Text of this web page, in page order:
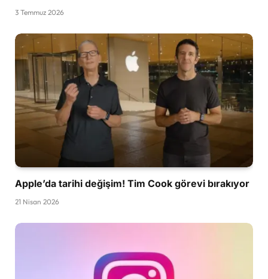
3 Temmuz 2026
Apple’da tarihi değişim! Tim Cook görevi bırakıyor
21 Nisan 2026